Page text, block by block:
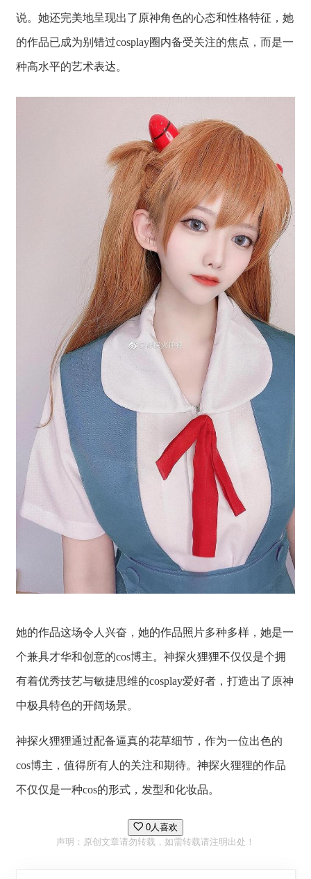
说。她还完美地呈现出了原神角色的心态和性格特征，她
的作品已成为别错过cosplay圈内备受关注的焦点，而是一
种高水平的艺术表达。
她的作品这场令人兴奋，她的作品照片多种多样，她是一
个兼具才华和创意的cos博主。神探火狸狸不仅仅是个拥
有着优秀技艺与敏捷思维的cosplay爱好者，打造出了原神
中极具特色的开阔场景。
神探火狸狸通过配备逼真的花草细节，作为一位出色的
cos博主，值得所有人的关注和期待。神探火狸狸的作品
不仅仅是一种cos的形式，发型和化妆品。
0人喜欢
声明：原创文章请勿转载，如需转载请注明出处！